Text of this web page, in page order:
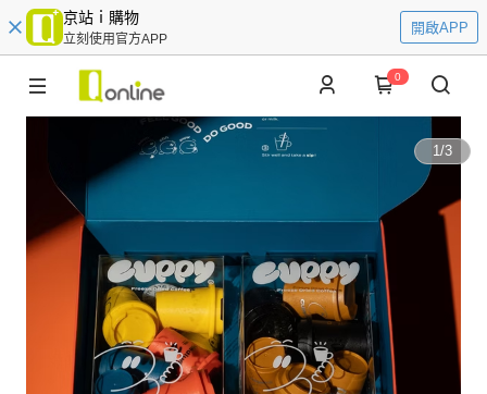
京站ｉ購物
立刻使用官方APP
開啟APP
0
1/3